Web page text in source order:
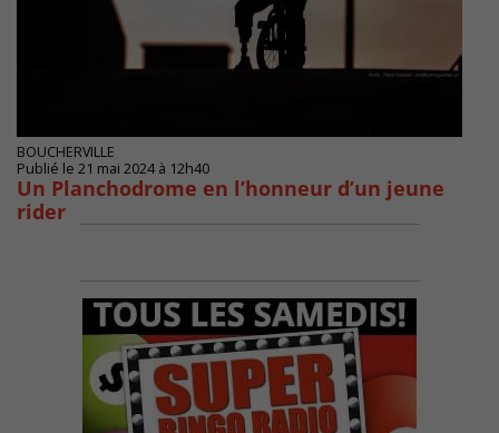
BOUCHERVILLE
Publié le 21 mai 2024 à 12h40
Un Planchodrome en l’honneur d’un jeune
rider